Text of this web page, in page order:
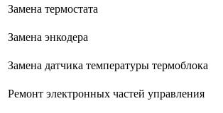
Замена термостата
Замена энкодера
Замена датчика температуры термоблока
Ремонт электронных частей управления